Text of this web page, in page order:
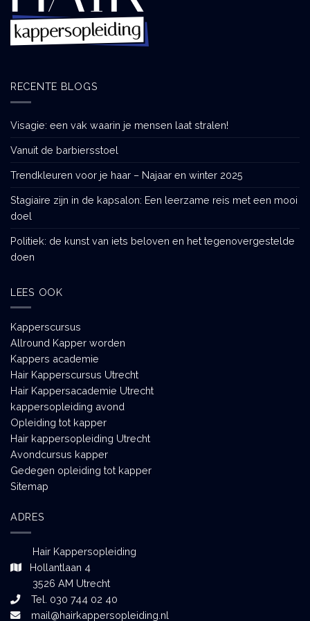
RECENTE BLOGS
Visagie: een vak waarin je mensen laat stralen!
Vanuit de barbiersstoel
Trendkleuren voor je haar – Najaar en winter 2025
Stagiaire zijn in de kapsalon: Een leerzame reis met een mooi
doel
Politiek: de kunst van iets beloven en het tegenovergestelde
doen
LEES OOK
Kapperscursus
Allround Kapper worden
Kappers academie
Hair Kapperscursus Utrecht
Hair Kappersacademie Utrecht
kappersopleiding avond
Opleiding tot kapper
Hair kappersopleiding Utrecht
Avondcursus kapper
Gedegen opleiding tot kapper
Sitemap
ADRES
Hair Kappersopleiding
Hollantlaan 4
3526 AM Utrecht
Tel. 030 744 02 40
mail@hairkappersopleiding.nl